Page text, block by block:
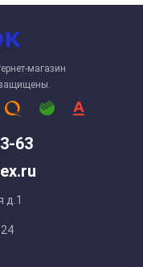
63
д.1
магазин
защищены.